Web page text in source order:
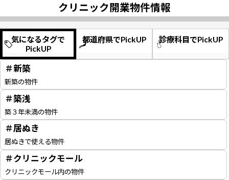
クリニック開業物件情報
気になるタグで
PickUP
都道府県でPickUP 診療科目でPickUP
＃新築
新築の物件
＃築浅
築３年未満の物件
＃居ぬき
居ぬきで使える物件
＃クリニックモール
クリニックモール内の物件